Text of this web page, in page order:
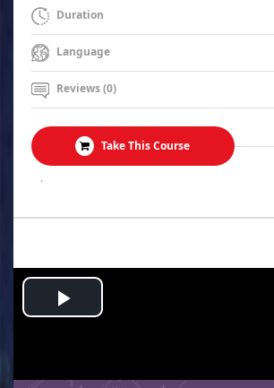
Duration
Language
Reviews (0)
Take This Course
.
Play